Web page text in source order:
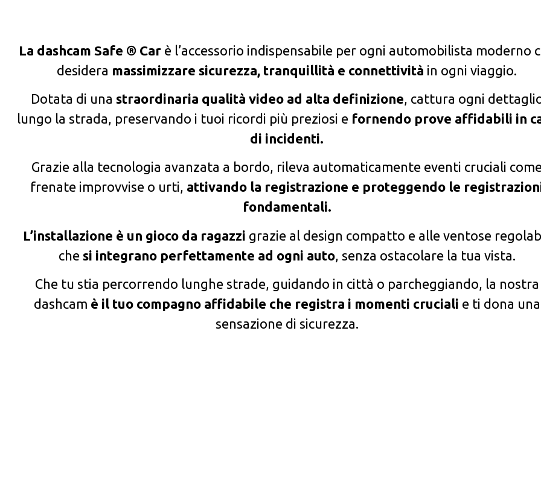
La dashcam Safe ® Carè l’accessorio indispensabile per ogni automobilista moderno
desidera massimizzare sicurezza, tranquillità e connettività in ogni viaggio.
Dotata di una straordinaria qualità video ad alta definizione, cattura ogni
lungo la strada, preservando i tuoi ricordi più preziosi e fornendo prove affidabili in
di incidenti.
Grazie alla tecnologia avanzata a bordo, rileva automaticamente eventi cruciali
frenate improvvise o urti, attivando la registrazione e proteggendo le
fondamentali.
L’installazione è un gioco da ragazzi grazie al design compatto e alle ventose
chesi integrano perfettamente ad ogni auto, senza ostacolare la tua vista.
Che tu stia percorrendo lunghe strade, guidando in città o parcheggiando, la nostra
dashcam è il tuo compagno affidabile che registra i momenti cruciali e ti dona una
sensazione di sicurezza.